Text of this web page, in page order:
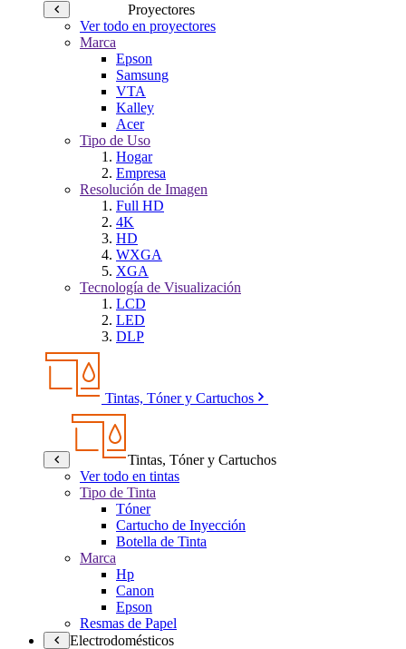
Proyectores
Ver todo en proyectores
Marca
Epson
Samsung
VTA
Kalley
Acer
Tipo de Uso
Hogar
Empresa
Resolución de Imagen
Full HD
4K
HD
WXGA
XGA
Tecnología de Visualización
LCD
LED
DLP
Tintas, Tóner y Cartuchos
Tintas, Tóner y Cartuchos
Ver todo en tintas
Tipo de Tinta
Tóner
Cartucho de Inyección
Botella de Tinta
Marca
Hp
Canon
Epson
Resmas de Papel
Electrodomésticos